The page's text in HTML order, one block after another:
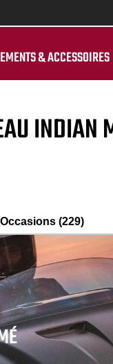
& ACCESSOIRES
INDIAN
Occasions (229)